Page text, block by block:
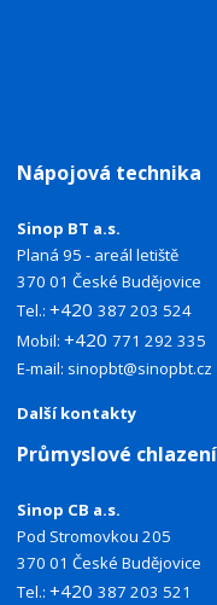
Nápojová technika
Sinop BT a.s.
Planá 95 - areál letiště
370 01 České Budějovice
Tel.:+420387 203 524
Mobil:+420771 292 335
E-mail: sinopbt@sinopbt.cz
Další kontakty
Průmyslové
Sinop CB a.s.
Pod Stromovkou 205
370 01 České Budějovice
Tel.:+420387 203 521